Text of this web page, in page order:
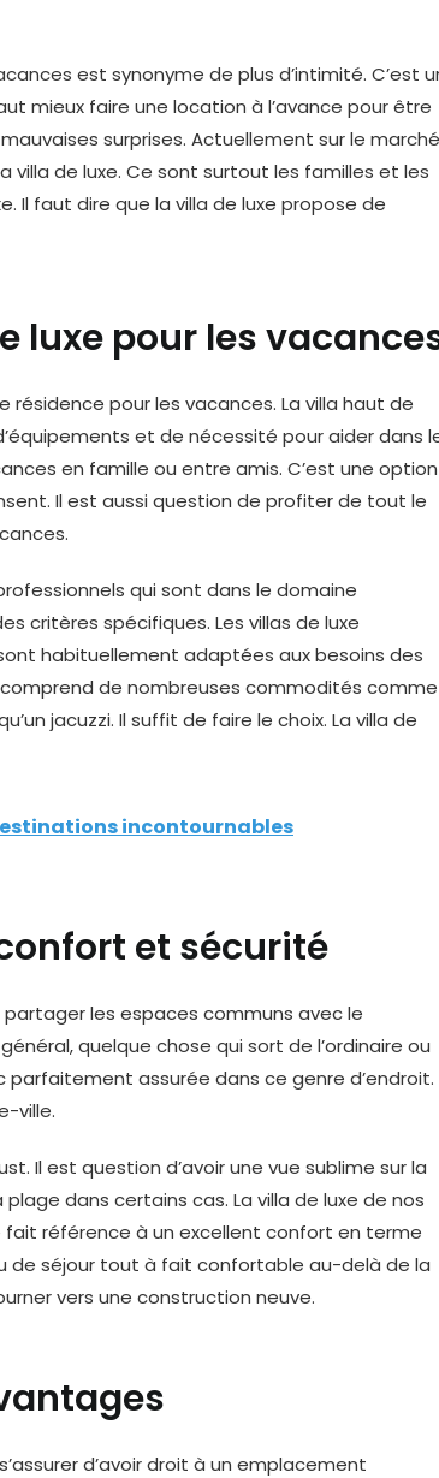
est synonyme de plus d’intimité. C’est
mieux faire une location à l’avance pour être
surprises. Actuellement sur le
de luxe. Ce sont surtout les familles et les
Il faut dire que la villa de luxe propose de
luxe pour les
résidence pour les vacances. La villa haut de
et de nécessité pour aider dans
en famille ou entre amis. C’est une option
Il est aussi question de profiter de tout le
qui sont dans le domaine
critères spécifiques. Les villas de luxe
habituellement adaptées aux besoins des
de nombreuses commodités comme
jacuzzi. Il suffit de faire le choix. La villa de
incontournables
et sécurité
les espaces communs avec le
quelque chose qui sort de l’ordinaire ou
assurée dans ce genre d’endroit.
ville.
Il est question d’avoir une vue sublime sur la
dans certains cas. La villa de luxe de nos
fait référence à un excellent confort en terme
de séjour tout à fait confortable au-delà de la
vers une construction neuve.
d’avoir droit à un emplacement